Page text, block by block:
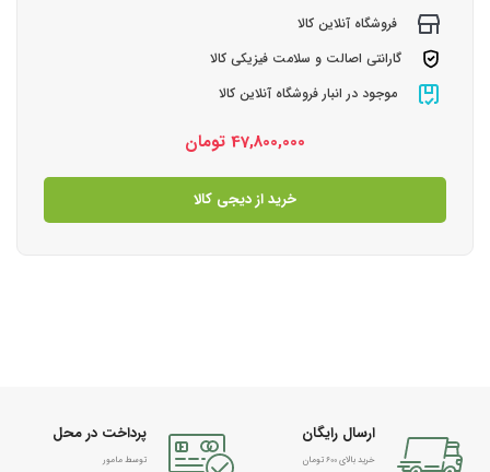
فروشگاه آنلاین کالا
گارانتی اصالت و سلامت فیزیکی کالا
موجود در انبار فروشگاه آنلاین کالا
47,800,000 تومان
خرید از دیجی کالا
ارسال رایگان
خرید بالای 600 تومان
پرداخت در محل
توسط مامور